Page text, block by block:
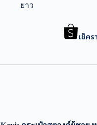
ยาว
เช็ค